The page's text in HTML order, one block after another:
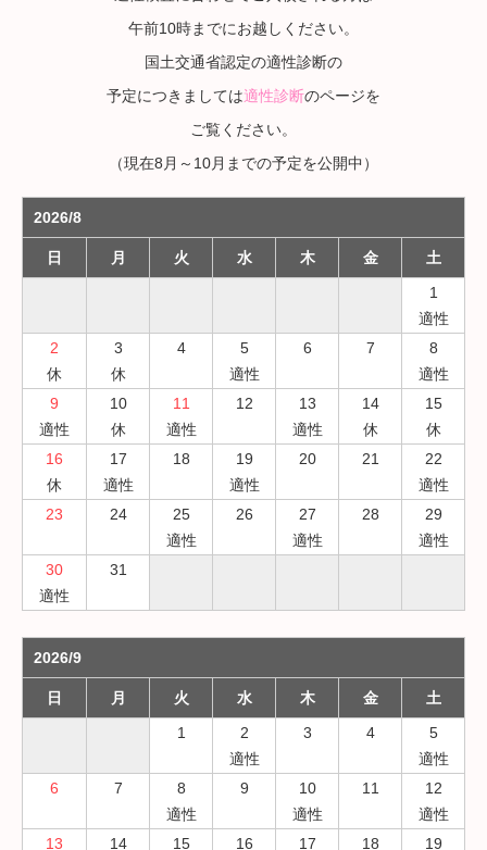
午前10時までにお越しください。
国土交通省認定の適性診断の
予定につきましては適性診断のページを
ご覧ください。
（現在8月～10月までの予定を公開中）
2026/8
日 月 火 水 木 金
土
1
適性
2
休
3
休
4
5
適性
6 7
8
適性
9
適性
10
休
11
適性
12
13
適性
14
休
15
休
16
休
17
適性
18
19
適性
20 21
22
適性
23
24
25
適性
26
27
適性
28
29
適性
30
適性
31
2026/9
日 月 火 水 木 金
土
1
2
適性
3 4
5
適性
6
7
8
適性
9
10
適性
11
12
適性
13
14 15
16
17 18
19